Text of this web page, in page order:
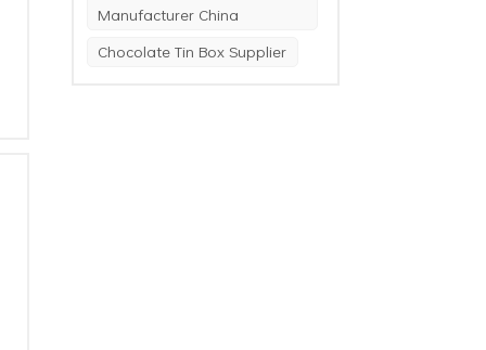
Manufacturer China
Chocolate Tin Box Supplier